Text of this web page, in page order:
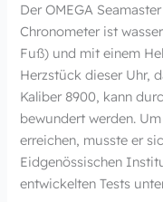
Der OMEGA
Chronometer ist
Fuß) und mit einem
Herzstück dieser Uhr,
Kaliber 8900, kann
bewundert werden.
erreichen, musste er
Eidgenössischen
entwickelten Tests